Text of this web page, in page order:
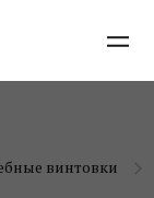
винтовки